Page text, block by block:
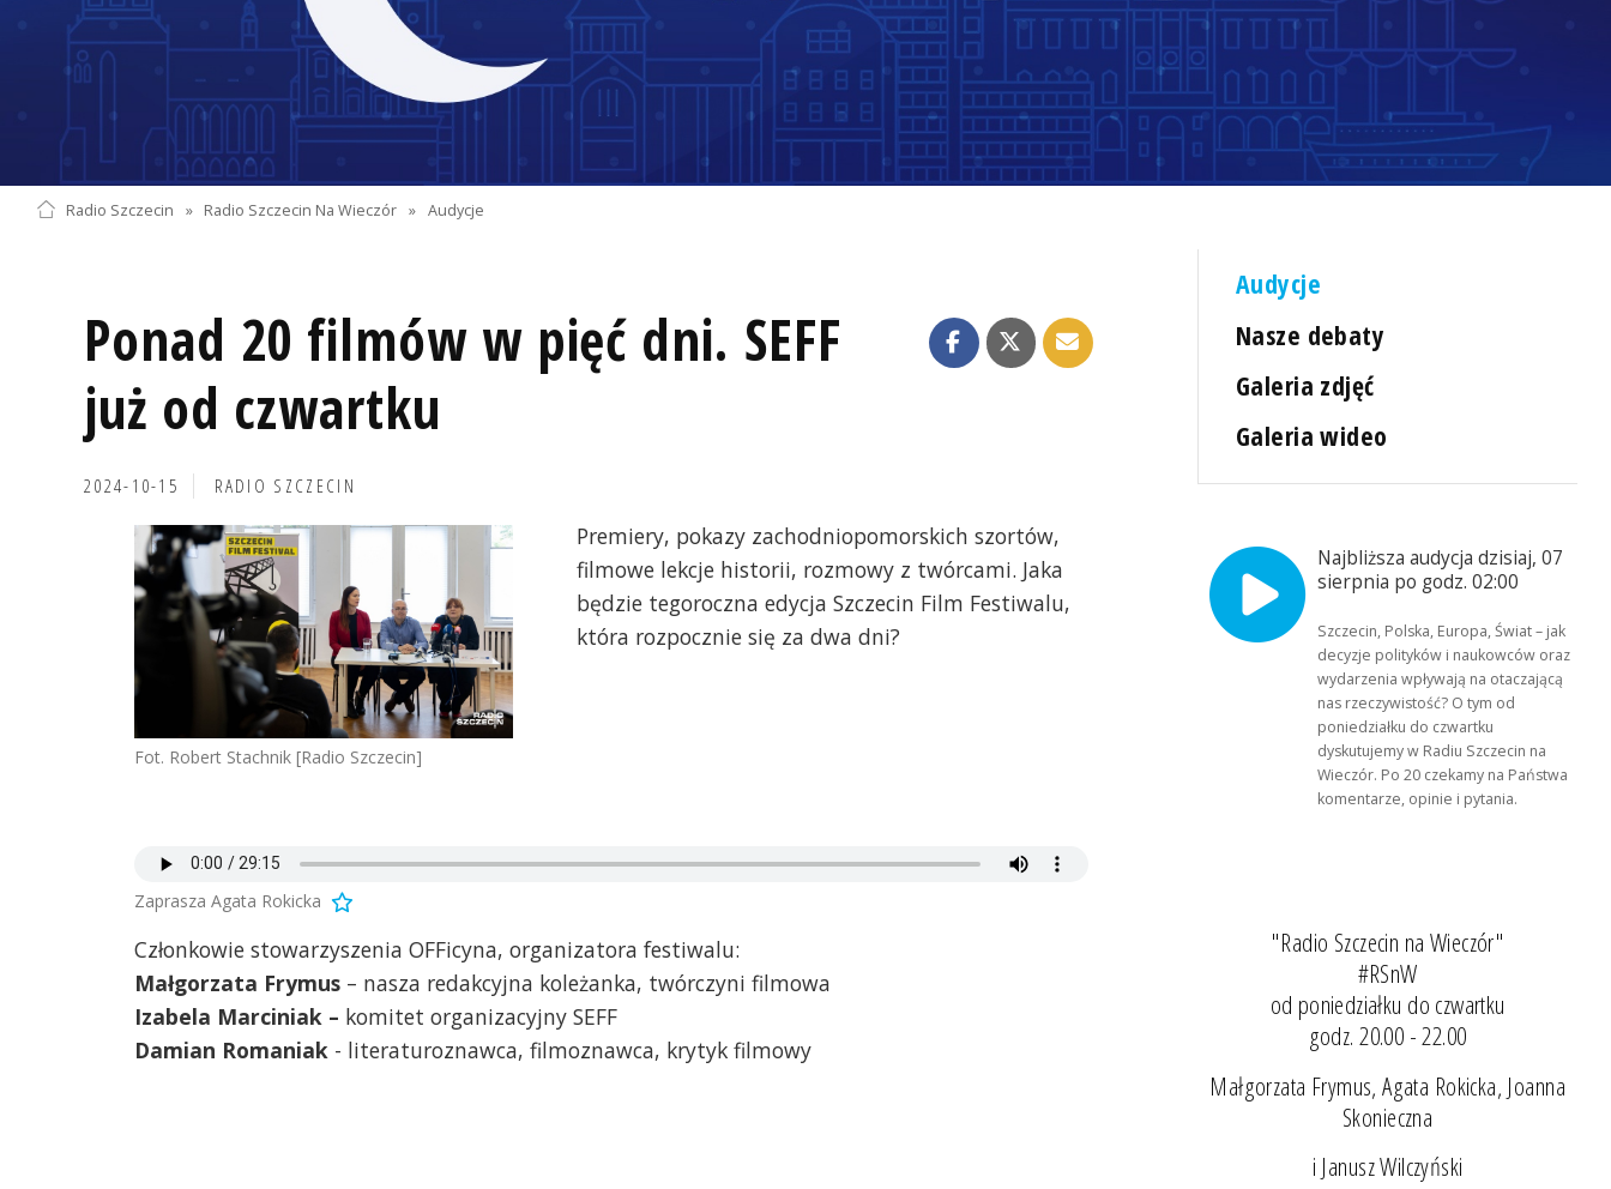
Radio Szczecin » Radio Szczecin Na Wieczór » Audycje
Ponad 20 filmów w pięć dni. SEFF
już od czwartku
2024-10-15 RADIO SZCZECIN
Fot. Robert Stachnik [Radio Szczecin]
Premiery, pokazy zachodniopomorskich szortów,
filmowe lekcje historii, rozmowy z twórcami. Jaka
będzie tegoroczna edycja Szczecin Film Festiwalu,
która rozpocznie się za dwa dni?
Zaprasza Agata Rokicka
Członkowie stowarzyszenia OFFicyna, organizatora festiwalu:
Małgorzata Frymus – nasza redakcyjna koleżanka, twórczyni filmowa
Izabela Marciniak – komitet organizacyjny SEFF
Damian Romaniak - literaturoznawca, filmoznawca, krytyk filmowy
Audycje
Nasze debaty
Galeria zdjęć
Galeria wideo
Najbliższa audycja dzisiaj, 07
sierpnia po godz. 02:00
Szczecin, Polska, Europa, Świat – jak
decyzje polityków i naukowców oraz
wydarzenia wpływają na otaczającą
nas rzeczywistość? O tym od
poniedziałku do czwartku
dyskutujemy w Radiu Szczecin na
Wieczór. Po 20 czekamy na Państwa
komentarze, opinie i pytania.
"Radio Szczecin na Wieczór"
#RSnW
od poniedziałku do czwartku
godz. 20.00 - 22.00
Małgorzata Frymus, Agata Rokicka, Joanna
Skonieczna
i Janusz Wilczyński